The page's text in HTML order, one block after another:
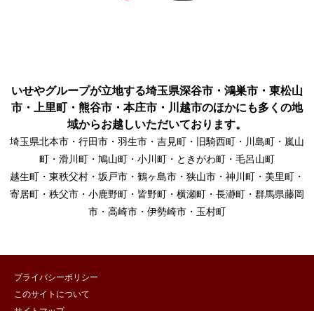
いせやグループが立地する埼玉県深谷市・鴻巣市・東松山
市・上里町・熊谷市・本庄市・川越市のほかにも多くの地
域からお越しいただいております。
埼玉県北本市・行田市・羽生市・吉見町・旧騎西町・川島町・嵐山
町・滑川町・鳩山町・小川町・ときがわ町・毛呂山町
越生町・東秩父村・坂戸市・鶴ヶ島市・狭山市・神川町・美里町・
寄居町・秩父市・小鹿野町・皆野町・横瀬町・長瀞町・群馬県藤岡
市・高崎市・伊勢崎市・玉村町
プライバシーポリシー
このサイトについて